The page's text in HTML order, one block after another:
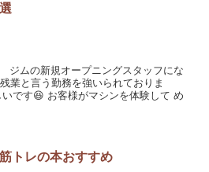
選
ジムの新規オープニングスタッフにな
業と言う勤務を強いられておりま
です😆 お客様がマシンを体験して め
筋トレの本おすすめ